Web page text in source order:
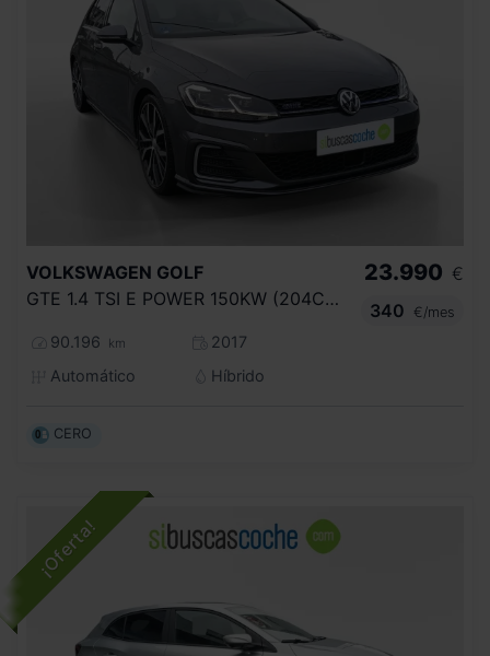
VOLKSWAGEN GOLF
GTE 1.4 TSI E POWER 150KW (204CV) DSG
90.196 km
2017
Automático
Híbrido
23.990 €
340
€/mes
CERO